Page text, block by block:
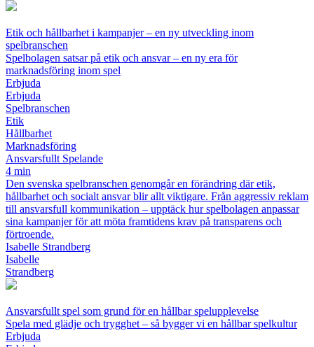
Etik och hållbarhet i kampanjer – en ny utveckling inom
spelbranschen
Spelbolagen satsar på etik och ansvar – en ny era för
marknadsföring inom spel
Erbjuda
Erbjuda
Spelbranschen
Etik
Hållbarhet
Marknadsföring
Ansvarsfullt Spelande
4 min
Den svenska spelbranschen genomgår en förändring där etik,
hållbarhet och socialt ansvar blir allt viktigare. Från aggressiv reklam
till ansvarsfull kommunikation – upptäck hur spelbolagen anpassar
sina kampanjer för att möta framtidens krav på transparens och
förtroende.
Isabelle Strandberg
Isabelle
Strandberg
Ansvarsfullt spel som grund för en hållbar spelupplevelse
Spela med glädje och trygghet – så bygger vi en hållbar spelkultur
Erbjuda